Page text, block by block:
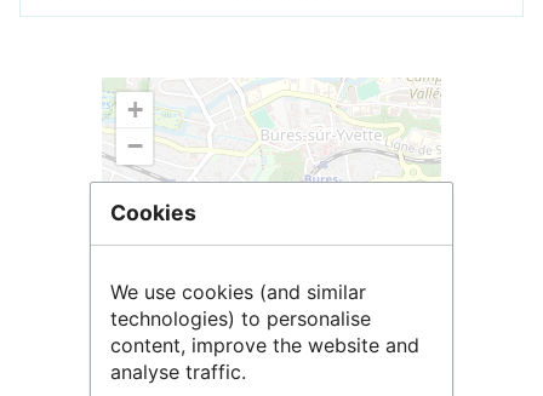
+
−
Cookies
We use cookies (and similar
technologies) to personalise
content, improve the website and
analyse traffic.